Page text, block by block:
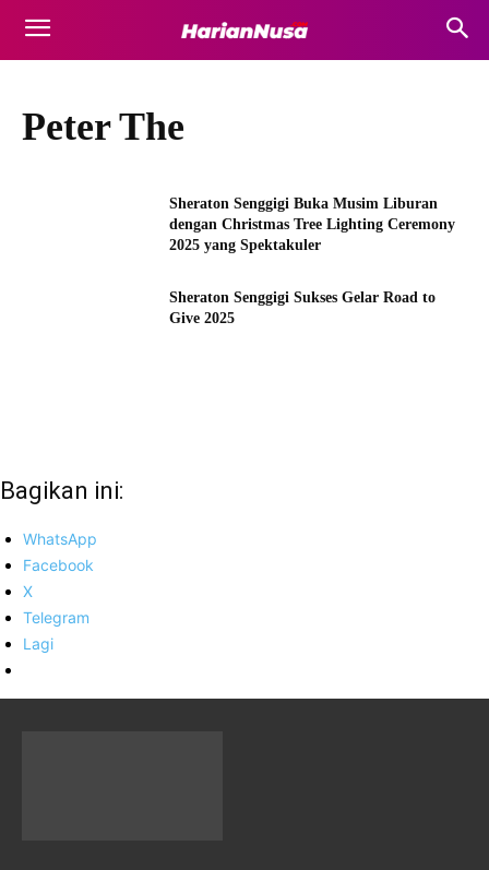
Peter The
Sheraton Senggigi Buka Musim Liburan
dengan Christmas Tree Lighting Ceremony
2025 yang Spektakuler
Sheraton Senggigi Sukses Gelar Road to
Give 2025
Bagikan ini:
WhatsApp
Facebook
X
Telegram
Lagi